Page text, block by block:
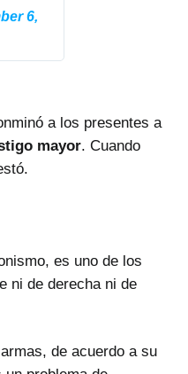
6,
a los presentes a
mayor. Cuando
es uno de los
ni de derecha ni de
de acuerdo a su